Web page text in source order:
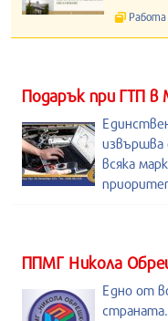
Работа
Подарък при ГТП в
извършва
всяка
ППМГ Никола
Едно от